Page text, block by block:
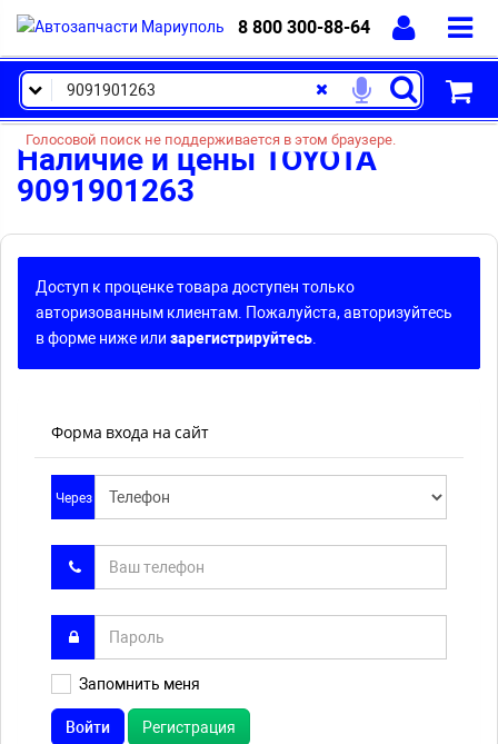
8 800 300-88-64
Голосовой поиск не поддерживается в этом браузере.
Наличие и цены TOYOTA
9091901263
Доступ к проценке товара доступен только
авторизованным клиентам. Пожалуйста, авторизуйтесь
в форме ниже или зарегистрируйтесь
Форма входа на сайт
Через
Запомнить меня
Войти Регистрация